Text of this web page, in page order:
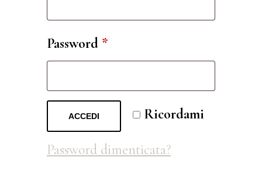
Password *Richiesto
Ricordami
ACCEDI
Password dimenticata?